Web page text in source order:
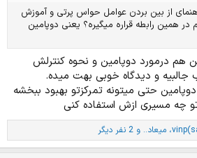
از بین بردن عوامل حواس پرتی و آموزش
همین رابطه قراره میگیره؟ یعنی دوپامین
هم درمورد دوپامین و نحوه کنترلش
و دیدگاه خوبی بهت میده.
دوپامین حتی میتونه تمرکزتو بهبود ببخشه
چه مسیری ازش استفاده کنی
، میعاد.. و 2 نفر دیگر